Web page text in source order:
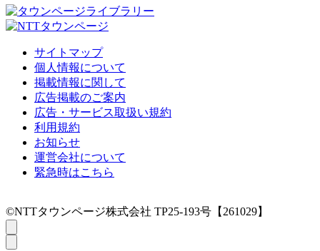
サイトマップ
個人情報について
掲載情報に関して
広告掲載のご案内
広告・サービス取扱い規約
利用規約
お知らせ
運営会社について
緊急時はこちら
©NTTタウンページ株式会社 TP25-193号【261029】